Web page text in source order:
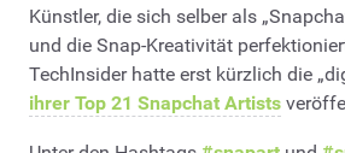
Künstler, die sich selber als
und die Snap-Kreativität
TechInsider hatte erst kürzlich die
ihrer Top 21 Snapchat Artists